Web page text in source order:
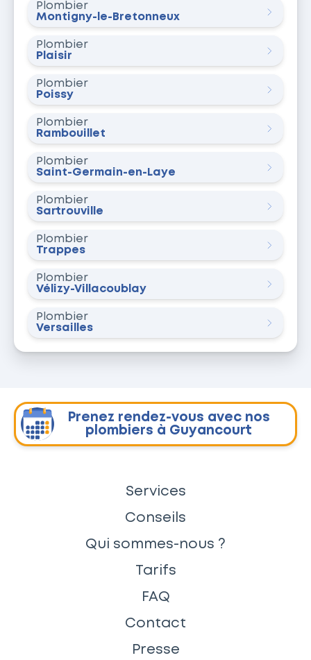
Plombier
Montigny-le-Bretonneux
Plombier
Plaisir
Plombier
Poissy
Plombier
Rambouillet
Plombier
Saint-Germain-en-Laye
Plombier
Sartrouville
Plombier
Trappes
Plombier
Vélizy-Villacoublay
Plombier
Versailles
Prenez rendez-vous avec nos
plombiers à Guyancourt
Services
Conseils
Qui sommes-nous ?
Tarifs
FAQ
Contact
Presse